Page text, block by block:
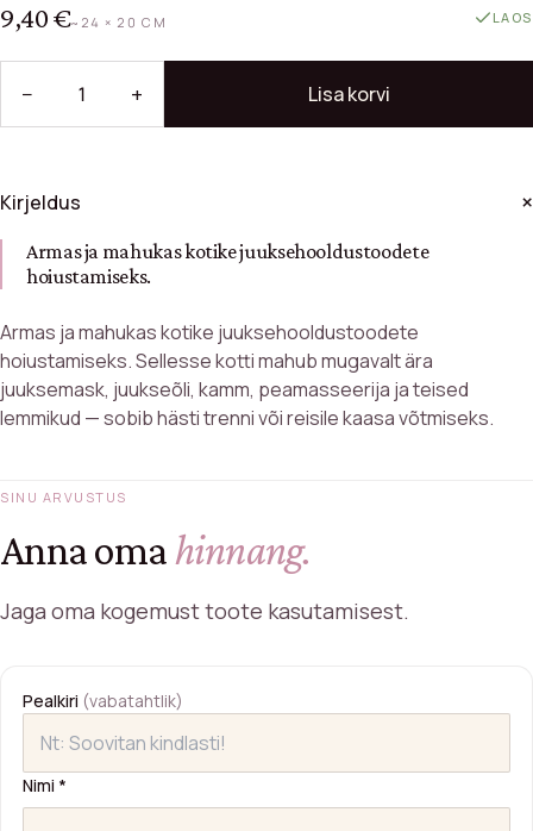
9,40€~24 × 20 CM LAOS
− + Lisa korvi
Kirjeldus
Armas ja mahukas kotike juuksehooldustoodete
hoiustamiseks.
Armas ja mahukas kotike juuksehooldustoodete
hoiustamiseks. Sellesse kotti mahub mugavalt ära
juuksemask, juukseõli, kamm, peamasseerija ja teised
lemmikud — sobib hästi trenni või reisile kaasa võtmiseks.
SINU ARVUSTUS
Anna omahinnang.
Jaga oma kogemust toote kasutamisest.
Pealkiri (vabatahtlik)
Nimi *